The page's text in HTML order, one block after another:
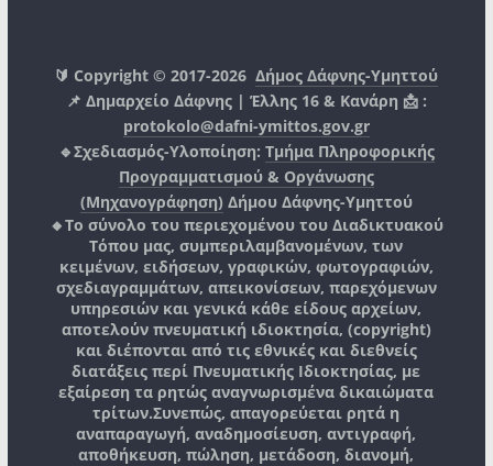
🔰 Copyright © 2017-2026Δήμος Δάφνης-Υμηττού
📌 Δημαρχείο Δάφνης | Έλλης 16 & Κανάρη 📩 :
protokolo@dafni-ymittos.gov.gr
🔹Σχεδιασμός-Υλοποίηση: Τμήμα Πληροφορικής
Προγραμματισμού & Οργάνωσης
(Μηχανογράφηση) Δήμου Δάφνης-Υμηττού
🔸Το σύνολο του περιεχομένου του Διαδικτυακού
Τόπου μας, συμπεριλαμβανομένων, των
κειμένων, ειδήσεων, γραφικών, φωτογραφιών,
σχεδιαγραμμάτων, απεικονίσεων, παρεχόμενων
υπηρεσιών και γενικά κάθε είδους αρχείων,
αποτελούν πνευματική ιδιοκτησία, (copyright)
και διέπονται από τις εθνικές και διεθνείς
διατάξεις περί Πνευματικής Ιδιοκτησίας, με
εξαίρεση τα ρητώς αναγνωρισμένα δικαιώματα
τρίτων.Συνεπώς, απαγορεύεται ρητά η
αναπαραγωγή, αναδημοσίευση, αντιγραφή,
αποθήκευση, πώληση, μετάδοση, διανομή,